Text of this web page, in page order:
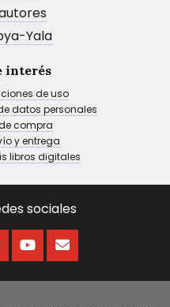
Yala
interés
de uso
datos personales
compra
y entrega
libros digitales
sociales